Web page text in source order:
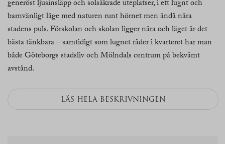
generöst ljusinsläpp och solsäkrade uteplatser, i ett lugnt och
barnvänligt läge med naturen runt hörnet men ändå nära
stadens puls. Förskolan och skolan ligger nära och läget är det
bästa tänkbara – samtidigt som lugnet råder i kvarteret har man
både Göteborgs stadsliv och Mölndals centrum på bekvämt
avstånd.
LÄS HELA BESKRIVNINGEN